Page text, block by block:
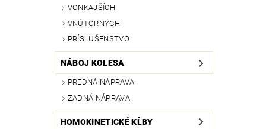
VONKAJŠÍCH
VNÚTORNÝCH
PRÍSLUŠENSTVO
NÁBOJ KOLESA
PREDNÁ NÁPRAVA
ZADNÁ NÁPRAVA
HOMOKINETICKÉ KĹBY